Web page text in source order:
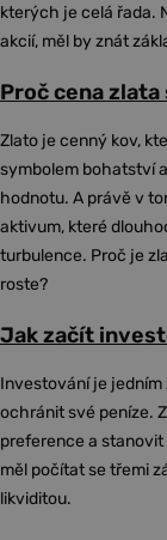
kterých je celá řada.
akcií, měl by znát
Proč cena
Zlato je cenný kov,
symbolem bohatství
hodnotu. A právě v
aktivum, které
turbulence. Proč je
roste?
Jak začít
Investování je jedním
ochránit své peníze.
preference a stanovit
měl počítat se třemi
likviditou.